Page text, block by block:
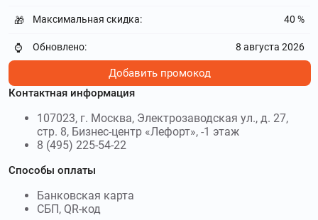
🎁 Максимальная скидка: 40 %
⌚ Обновлено: 8 августа 2026
Добавить промокод
Контактная информация
107023, г. Москва, Электрозаводская ул., д. 27,
стр. 8, Бизнес-центр «Лефорт», -1 этаж
8 (495) 225-54-22
Способы оплаты
Банковская карта
СБП, QR-код